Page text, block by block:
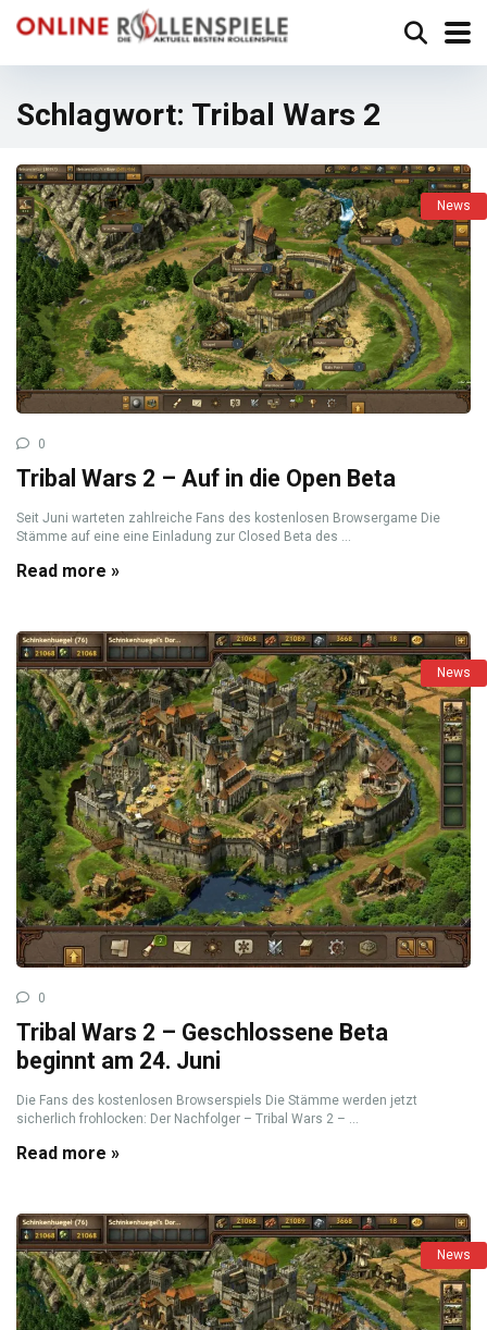
Schlagwort: Tribal Wars 2
News
0
Tribal Wars 2 – Auf in die Open Beta
Seit Juni warteten zahlreiche Fans des kostenlosen Browsergame Die
Stämme auf eine eine Einladung zur Closed Beta des ...
Read more »
News
0
Tribal Wars 2 – Geschlossene Beta
beginnt am 24. Juni
Die Fans des kostenlosen Browserspiels Die Stämme werden jetzt
sicherlich frohlocken: Der Nachfolger – Tribal Wars 2 – ...
Read more »
News